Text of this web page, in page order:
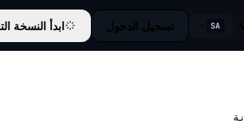
تسجيل الدخول ابدأ النسخة التجريبية